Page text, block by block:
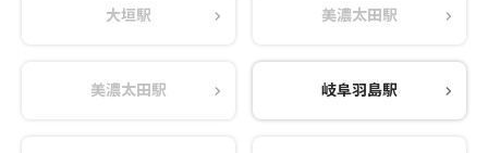
大垣駅 美濃太田駅
美濃太田駅 岐阜羽島駅